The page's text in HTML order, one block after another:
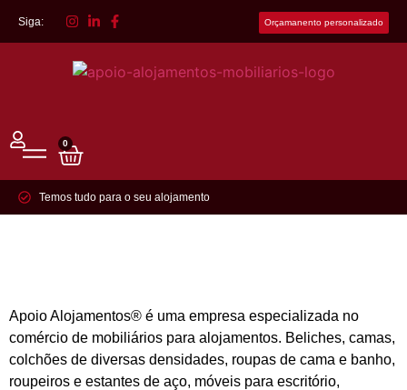
Siga: Orçamanento personalizado
0
Temos tudo para o seu alojamento
Apoio Alojamentos® é uma empresa especializada no
comércio de mobiliários para alojamentos. Beliches, camas,
colchões de diversas densidades, roupas de cama e banho,
roupeiros e estantes de aço, móveis para escritório,